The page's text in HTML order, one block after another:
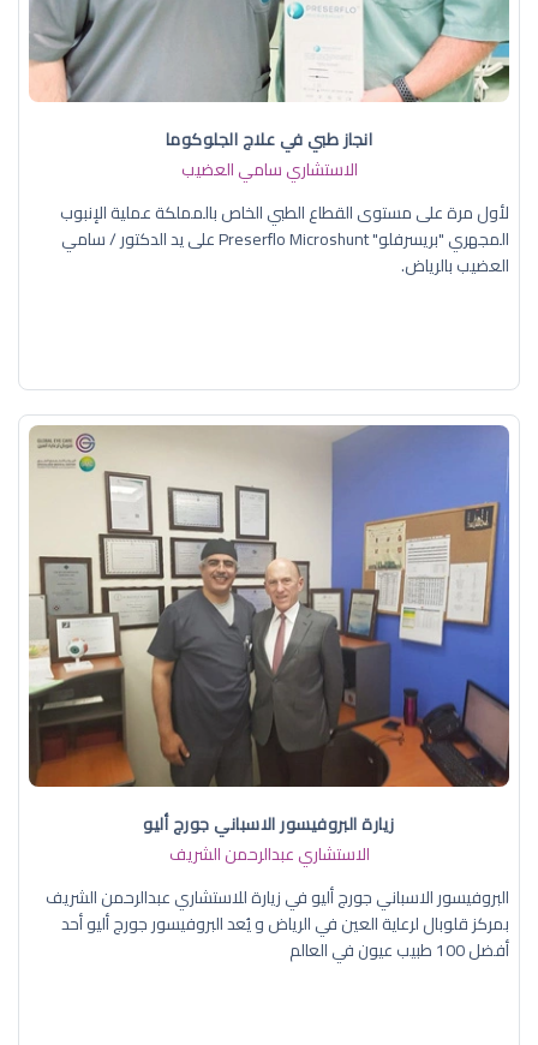
انجاز طبي في علاج الجلوكوما
الاستشاري سامي العضيب
لأول مرة على مستوى القطاع الطبي الخاص بالمملكة عملية الإنبوب
المجهري "بريسرفلو" Preserflo Microshunt على يد الدكتور / سامي
العضيب بالرياض.
زيارة البروفيسور الاسباني جورج أليو
الاستشاري عبدالرحمن الشريف
البروفيسور الاسباني جورج أليو في زيارة للاستشاري عبدالرحمن الشريف
بمركز قلوبال لرعاية العين في الرياض و يُعد البروفيسور جورج أليو أحد
أفضل 100 طبيب عيون في العالم